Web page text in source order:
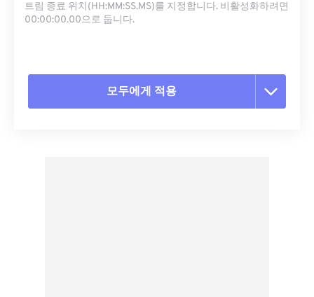
트림 종료 위치(HH:MM:SS.MS)를 지정합니다. 비활성화하려면
00:00:00.00으로 둡니다.
모두에게 적용